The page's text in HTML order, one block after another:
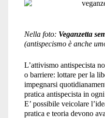
Nella foto: Veganzetta
(antispecismo è anche
L’attivismo antispecista
o barriere: lottare per la
impegnarsi
pratica antispecista in
E’ possibile veicolare
pratica e teoria devono